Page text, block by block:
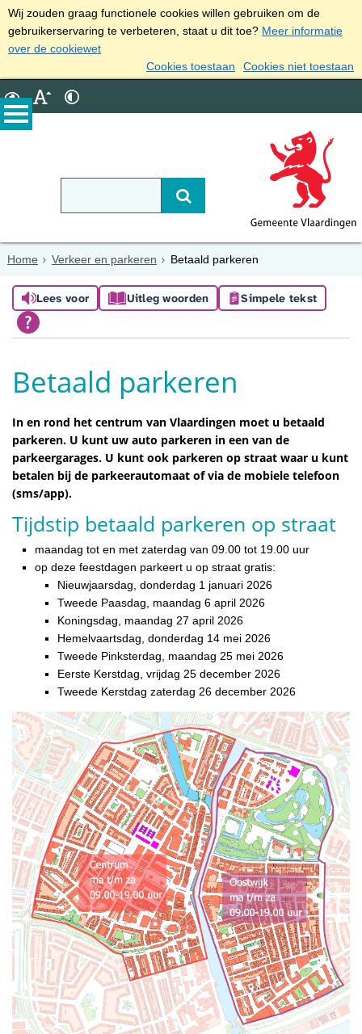
Wij zouden graag functionele cookies willen gebruiken om de
gebruikerservaring te verbeteren, staat u dit toe? Meer informatie
over de cookiewet
Cookies toestaan
Cookies niet toestaan
Home Verkeer en parkeren Betaald parkeren
Lees voor Uitleg woorden Simpele tekst
Betaald parkeren
In en rond het centrum van Vlaardingen moet u betaald
parkeren. U kunt uw auto parkeren in een van de
parkeergarages. U kunt ook parkeren op straat waar u kunt
betalen bij de parkeerautomaat of via de mobiele telefoon
(sms/app).
Tijdstip betaald parkeren op straat
maandag tot en met zaterdag van 09.00 tot 19.00 uur
op deze feestdagen parkeert u op straat gratis:
Nieuwjaarsdag, donderdag 1 januari 2026
Tweede Paasdag, maandag 6 april 2026
Koningsdag, maandag 27 april 2026
Hemelvaartsdag, donderdag 14 mei 2026
Tweede Pinksterdag, maandag 25 mei 2026
Eerste Kerstdag, vrijdag 25 december 2026
Tweede Kerstdag zaterdag 26 december 2026